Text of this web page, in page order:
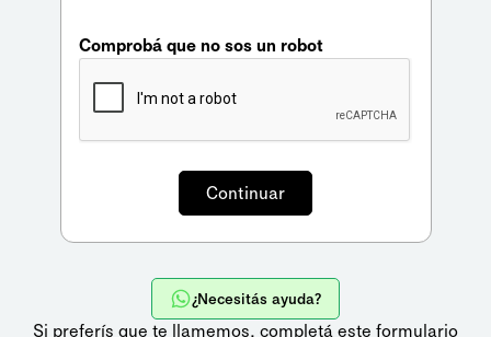
Comprobá que no sos un robot
¿Necesitás ayuda?
Si preferís que te llamemos, completá este formulario